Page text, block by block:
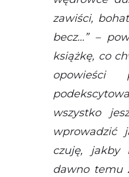
zawiści,
becz…” –
książkę, co
opowieści
wszystko
wprowadzić
czuję, jakby
dawno temu